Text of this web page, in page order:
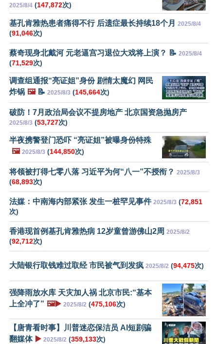
2025/8/4 (147,872次)
基孔肯雅热患者痛得不行 后遗症最长持续18个月 2025/8/4
(91,046次)
蔡奇现身北戴河 元老逼宫习退位大戏将上演？ 📝 2025/8/4
(71,529次)
调查组通报“亮证姐”身份 剧情太魔幻 网民
炸锅 🖼️📝 2025/8/3 (145,664次)
破防！7月政治局会议不提房地产 北京国资急抛房产
2025/8/3 (53,727次)
半夜携警登门恐吓 “亮证姐”被曝身份特殊
🖼️ 2025/8/3 (144,850次)
将领被打得七零八落 习近平为何“八一”不授衔？ 2025/8/3
(68,893次)
法媒：中南海内部紧张 发生一桩罕见事件 2025/8/3 (72,851
次)
香港现首例基孔肯雅热病 12岁童曾游佛山2周 2025/8/2
(92,712次)
大陆银行取钱难过取经 市民被气到发疯 2025/8/2 (94,475次)
强降雨放水库 天灾加人祸 北京市民:“基本
上全冲了” 🖼️▶️ 2025/8/2 (475,106次)
【唐青看时事】川普迷恋保洁员 AI短剧骗
翻媒体 ▶️ 2025/8/2 (359,133次)